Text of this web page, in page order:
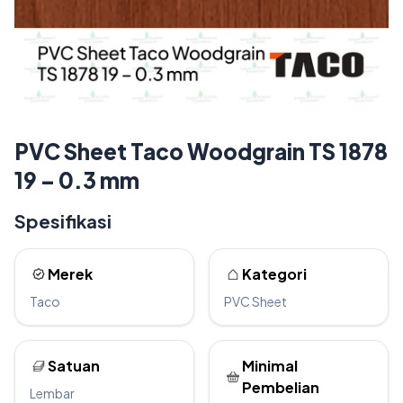
PVC Sheet Taco Woodgrain TS 1878
19 – 0.3 mm
Spesifikasi
Merek
Taco
Kategori
PVC Sheet
Satuan
Lembar
Minimal
Pembelian